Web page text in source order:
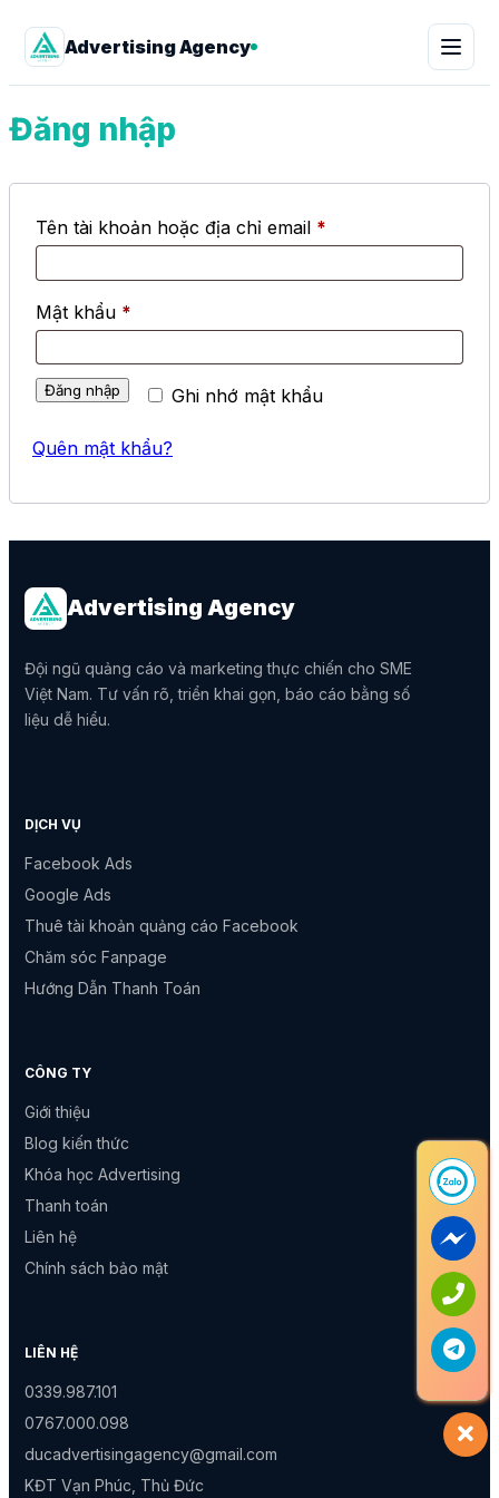
Advertising Agency
Đăng nhập
Tên tài khoản hoặc địa chỉ email *
Mật khẩu *
Ghi nhớ mật khẩu
Đăng nhập
Quên mật khẩu?
Advertising Agency
Đội ngũ quảng cáo và marketing thực chiến cho SME
Việt Nam. Tư vấn rõ, triển khai gọn, báo cáo bằng số
liệu dễ hiểu.
DỊCH VỤ
Facebook Ads
Google Ads
Thuê tài khoản quảng cáo Facebook
Chăm sóc Fanpage
Hướng Dẫn Thanh Toán
CÔNG TY
Giới thiệu
Blog kiến thức
Khóa học Advertising
Thanh toán
Liên hệ
Chính sách bảo mật
LIÊN HỆ
0339.987.101
0767.000.098
ducadvertisingagency@gmail.com
KĐT Vạn Phúc, Thủ Đức